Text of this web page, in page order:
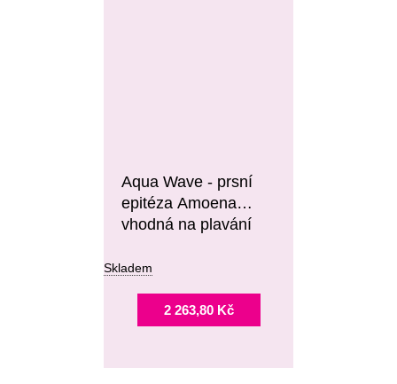
Aqua Wave - prsní
epitéza Amoena
vhodná na plavání
Skladem
2 263,80 Kč